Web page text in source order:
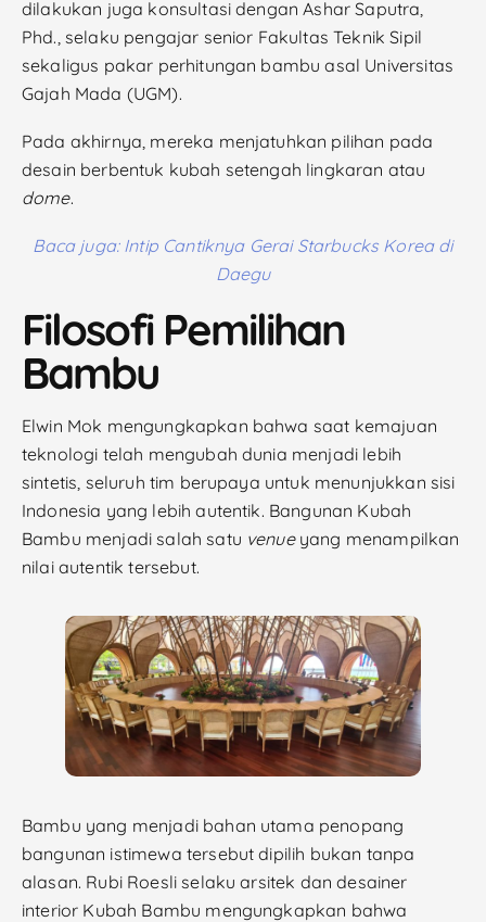
dilakukan juga konsultasi dengan Ashar Saputra,
Phd., selaku pengajar senior Fakultas Teknik Sipil
sekaligus pakar perhitungan bambu asal Universitas
Gajah Mada (UGM).
Pada akhirnya, mereka menjatuhkan pilihan pada
desain berbentuk kubah setengah lingkaran atau
dome.
Baca juga: Intip Cantiknya Gerai Starbucks Korea di
Daegu
Filosofi Pemilihan
Bambu
Elwin Mok mengungkapkan bahwa saat kemajuan
teknologi telah mengubah dunia menjadi lebih
sintetis, seluruh tim berupaya untuk menunjukkan sisi
Indonesia yang lebih autentik. Bangunan Kubah
Bambu menjadi salah satu venueyang menampilkan
nilai autentik tersebut.
Bambu yang menjadi bahan utama penopang
bangunan istimewa tersebut dipilih bukan tanpa
alasan. Rubi Roesli selaku arsitek dan desainer
interior Kubah Bambu mengungkapkan bahwa